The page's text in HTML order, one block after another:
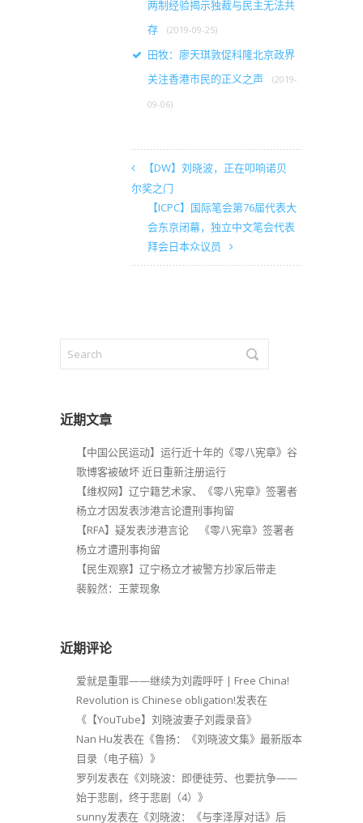
两制经验揭示独裁与民主无法共
存
(2019-09-25)
田牧：廖天琪敦促科隆北京政界
关注香港市民的正义之声
(2019-
09-06)
【DW】刘晓波，正在叩响诺贝
尔奖之门
【ICPC】国际笔会第76届代表大
会东京闭幕，独立中文笔会代表
拜会日本众议员
近期文章
【中国公民运动】运行近十年的《零八宪章》谷
歌博客被破坏 近日重新注册运行
【维权网】辽宁籍艺术家、《零八宪章》签署者
杨立才因发表涉港言论遭刑事拘留
【RFA】疑发表涉港言论 《零八宪章》签署者
杨立才遭刑事拘留
【民生观察】辽宁杨立才被警方抄家后带走
裴毅然：王蒙现象
近期评论
爱就是重罪——继续为刘霞呼吁 | Free China!
Revolution is Chinese obligation!发表在
《 【YouTube】刘晓波妻子刘霞录音》
Nan Hu发表在《鲁扬：《刘晓波文集》最新版本
目录（电子稿） 》
罗列发表在《刘晓波：即便徒劳、也要抗争——
始于悲剧，终于悲剧（4） 》
sunny发表在《刘晓波：《与李泽厚对话》后